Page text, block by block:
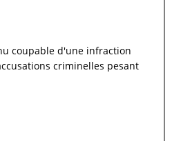
coupable d'une infraction